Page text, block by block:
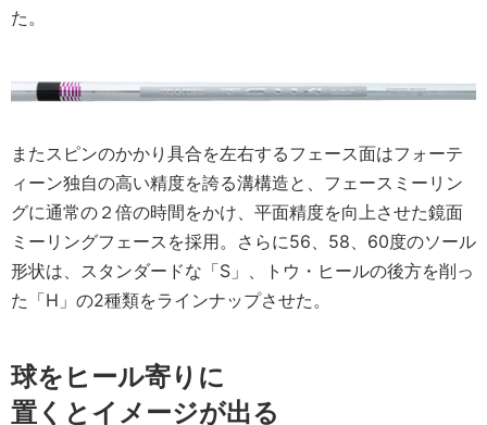
た。
またスピンのかかり具合を左右するフェース面はフォーテ
ィーン独自の高い精度を誇る溝構造と、フェースミーリン
グに通常の２倍の時間をかけ、平面精度を向上させた鏡面
ミーリングフェースを採用。さらに56、58、60度のソール
形状は、スタンダードな「S」、トウ・ヒールの後方を削っ
た「H」の2種類をラインナップさせた。
球をヒール寄りに
置くとイメージが出る